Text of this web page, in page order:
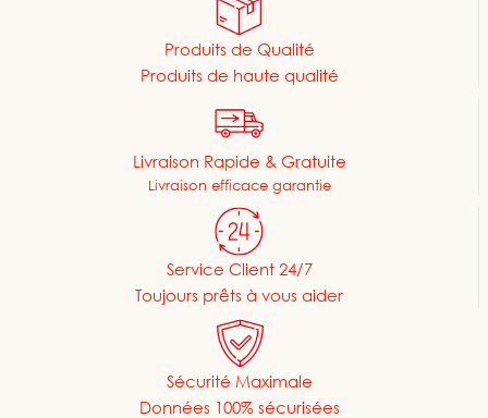
Produits de Qualité
Produits de haute qualité
Livraison Rapide & Gratuite
Livraison efficace garantie
Service Client 24/7
Toujours prêts à vous aider
Sécurité Maximale
Données 100% sécurisées